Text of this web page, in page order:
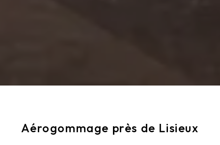
Aérogommage près de Lisieux